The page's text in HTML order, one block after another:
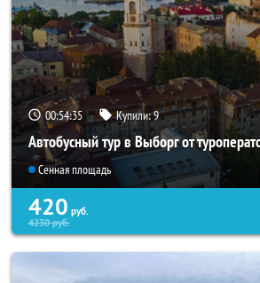
00:54:33 Купили:9
Автобусный тур в Выборг от
Сенная площадь
420 руб.
4230руб.